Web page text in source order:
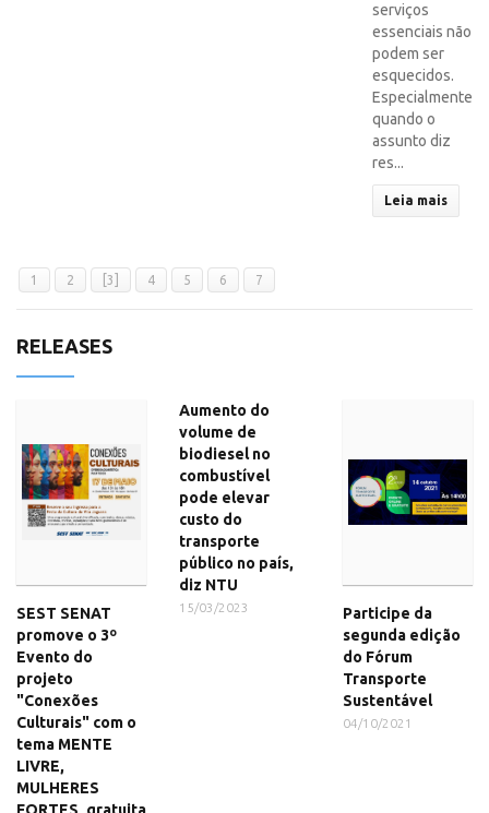
serviços
essenciais não
podem ser
esquecidos.
Especialmente
quando o
assunto diz
res...
Leia mais
1 2 [3] 4 5 6 7
RELEASES
SEST SENAT
promove o 3º
Evento do
projeto
"Conexões
Culturais" com o
tema MENTE
LIVRE,
MULHERES
Aumento do
volume de
biodiesel no
combustível
pode elevar
custo do
transporte
público no país,
diz NTU
15/03/2023
Participe da
segunda edição
do Fórum
Transporte
Sustentável
04/10/2021